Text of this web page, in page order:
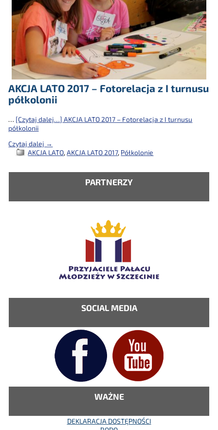
AKCJA LATO 2017 – Fotorelacja z I turnusu
półkolonii
… [Czytaj dalej…] AKCJA LATO 2017 – Fotorelacja z I turnusu
półkolonii
Czytaj dalej →
AKCJA LATO,AKCJA LATO 2017, Półkolonie
PARTNERZY
SOCIAL MEDIA
WAŻNE
DEKLARACJA DOSTĘPNOŚCI